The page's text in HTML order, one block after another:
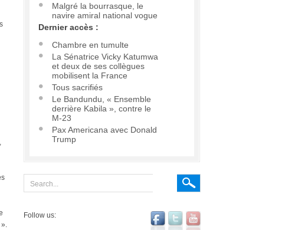
Malgré la bourrasque, le
navire amiral national vogue
Dernier accès :
Chambre en tumulte
La Sénatrice Vicky Katumwa
et deux de ses collègues
mobilisent la France
Tous sacrifiés
Le Bandundu, « Ensemble
derrière Kabila », contre le
M-23
Pax Americana avec Donald
Trump
Follow us: